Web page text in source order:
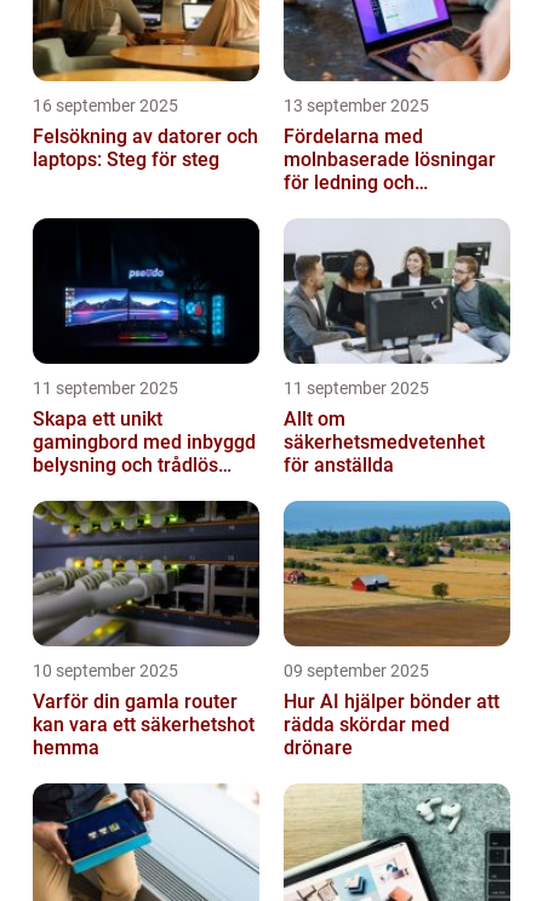
16 september 2025
Felsökning av datorer och
laptops: Steg för steg
13 september 2025
Fördelarna med
molnbaserade lösningar
för ledning och
11 september 2025
Skapa ett unikt
gamingbord med inbyggd
belysning och trådlös
11 september 2025
Allt om
säkerhetsmedvetenhet
för anställda
10 september 2025
Varför din gamla router
kan vara ett säkerhetshot
hemma
09 september 2025
Hur AI hjälper bönder att
rädda skördar med
drönare